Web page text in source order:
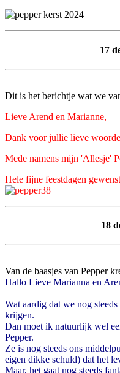
17
Dit is het berichtje wat we
Lieve Arend en Marianne,
Dank voor jullie lieve
Mede namens mijn 'Allesje'
Hele fijne feestdagen
18
Van de baasjes van Pepper
Hallo Lieve Marianna en
Wat aardig dat we nog
krijgen.
Dan moet ik natuurlijk wel
Pepper.
Ze is nog steeds ons
eigen dikke schuld) dat het
Maar, het gaat nog steeds